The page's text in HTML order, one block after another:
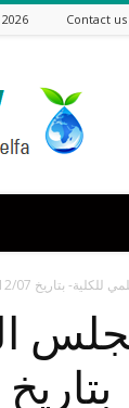
Contact us
بتاريخ 2022/12/07
بتاريخ 2022/12/07